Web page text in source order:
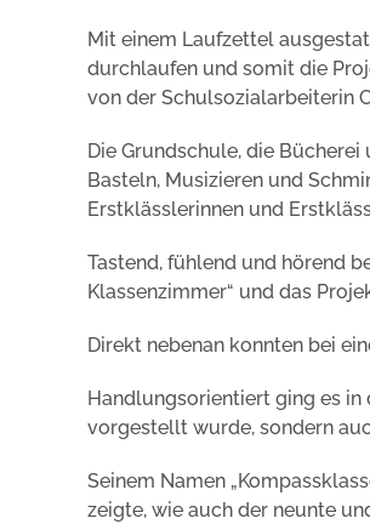
Mit einem Laufzettel
durchlaufen und somit die
von der Schulsozialarbeiterin
Die Grundschule, die
Basteln, Musizieren und
Erstklässlerinnen und
Tastend, fühlend und hörend
Klassenzimmer“ und das
Direkt nebenan konnten bei
Handlungsorientiert ging es in
vorgestellt wurde, sondern
Seinem Namen
zeigte, wie auch der neunte